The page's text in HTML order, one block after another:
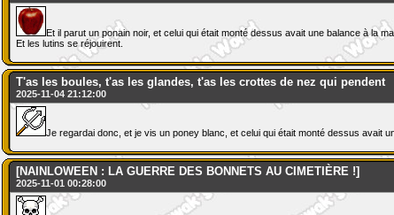
Et il parut un ponain noir, et celui qui était monté dessus avait une balance à la
Et les lutins se réjouirent.
T'as les boules, t'as les glandes, t'as les crottes de nez qui pendent
2025-11-04 21:12:00
Je regardai donc, et je vis un poney blanc, et celui qui était monté dessus avait
[NAINLOWEEN : LA GUERRE DES BONNETS AU CIMETIÈRE !]
2025-11-01 00:28:00